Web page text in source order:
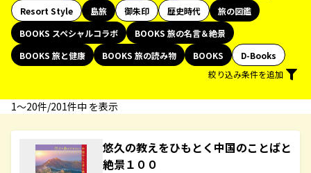
Resort Style
島旅 御朱印 歴史時代
旅の図鑑
BOOKS スペシャルコラボ
BOOKS 旅の名言＆絶景
BOOKS 旅と健康
BOOKS 旅の読み物 BOOKS
D-Books
絞り込み条件を追加
1〜20件/201件中 を表示
悠久の教えをひもとく中国のことばと
絶景１００